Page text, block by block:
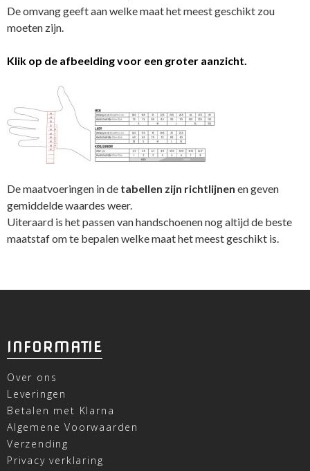
De omvang geeft aan welke maat het meest geschikt zou
moeten zijn.
Klik op de afbeelding voor een groter aanzicht.
De maatvoeringen in de tabellen zijn richtlijnen en geven
gemiddelde waardes weer.
Uiteraard is het passen van handschoenen nog altijd de beste
maatstaf om te bepalen welke maat het meest geschikt is.
INFORMATIE
Over ons
Leveringen
Betalen met Klarna
Algemene Voorwaarden
Verzending
Privacy verklaring